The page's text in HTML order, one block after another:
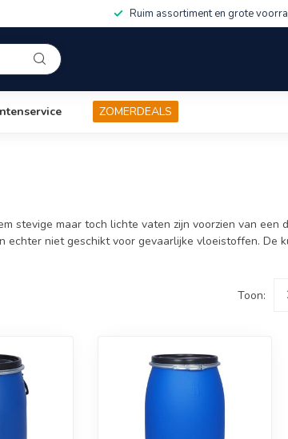
Ruim assortiment en grote
ZOMERDEALS
stevige maar toch lichte vaten zijn voorzien van een
niet geschikt voor gevaarlijke vloeistoffen. De
Toon: